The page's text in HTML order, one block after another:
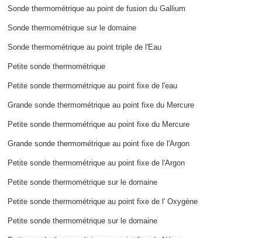
Sonde thermométrique au point de fusion du Gallium
Sonde thermométrique sur le domaine
Sonde thermométrique au point triple de l'Eau
Petite sonde thermométrique
Petite sonde thermométrique au point fixe de l'eau
Grande sonde thermométrique au point fixe du Mercure
Petite sonde thermométrique au point fixe du Mercure
Grande sonde thermométrique au point fixe de l'Argon
Petite sonde thermométrique au point fixe de l'Argon
Petite sonde thermométrique sur le domaine
Petite sonde thermométrique au point fixe de l' Oxygène
Petite sonde thermométrique sur le domaine